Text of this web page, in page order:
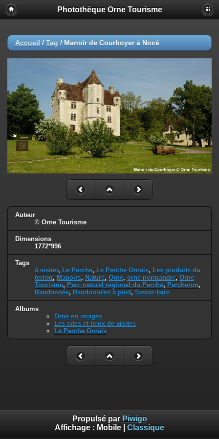
Photothèque Orne Tourisme
Accueil / Tag / Manoir de Courboyer à Nocé
Auteur
© Orne Tourisme
Dimensions
1772*996
Tags
à visiter, Le Perche, Le Perche Ornais, Les produits du
terroir, Manoirs, Nature, Orne, orne normandie, Orne
Tourisme, Parc naturel régional du Perche, Percheron,
Randonnée, Randonnées à pied, Savoir-faire
Albums
Orne en images
Les sites et lieux de visites
Le Perche Ornais
Propulsé par Piwigo
Affichage : Mobile Classique